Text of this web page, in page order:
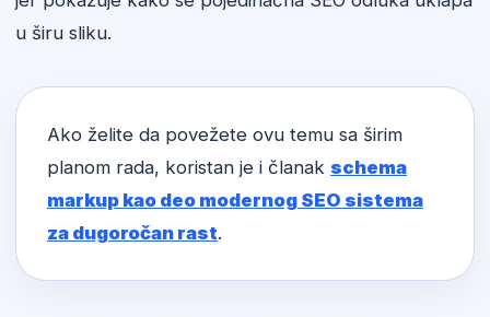
u širu sliku.
Ako želite da povežete ovu temu sa širim
planom rada, koristan je i članak schema
markup kao deo modernog SEO sistema
za dugoročan rast.